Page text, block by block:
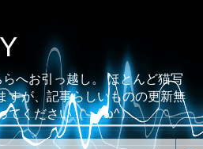
へお引っ越し。 ほとんど猫写
すが、記事らしいものの更新無
てください（；^ω^）